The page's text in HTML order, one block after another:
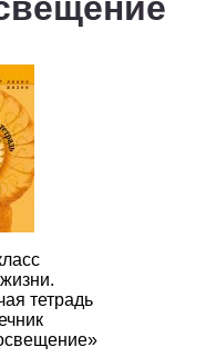
8 9 10
язык
8 9
тетрадь